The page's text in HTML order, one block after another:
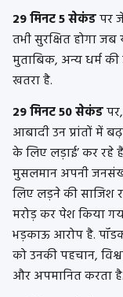
29 मिनट 5 सेकंडपर
तभी सुरक्षित होगा
मुताबिक, अन्य धर्म
खतरा है.
29 मिनट 50 सेकंड
आबादी उन प्रांतों में
के लिए लड़ाई’ कर रहे
मुसलमान अपनी
लिए लड़ने की साजिश
मरोड़ कर पेश किया
भड़काऊ आरोप है.
को उनकी पहचान,
और अपमानित करता है.